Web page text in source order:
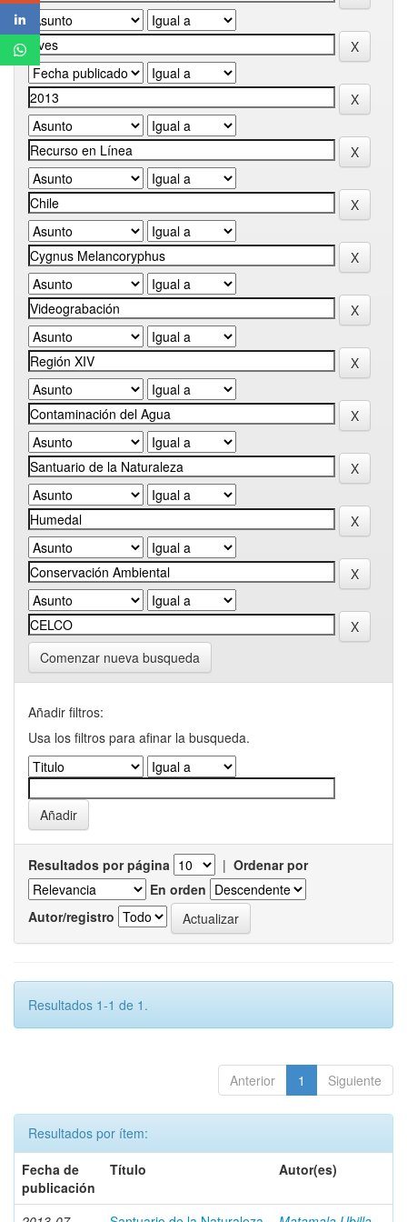
Comenzar nueva busqueda
Añadir filtros:
Usa los filtros para afinar la busqueda.
Resultados por página | Ordenar por
En orden
Autor/registro
Resultados 1-1 de 1.
Anterior 1 Siguiente
Resultados por ítem:
Fecha de
publicación
Título Autor(es)